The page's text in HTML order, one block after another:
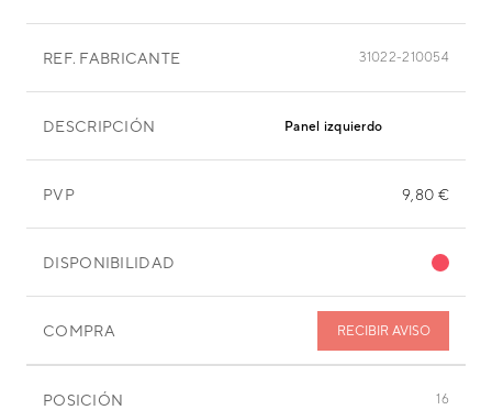
REF. FABRICANTE 31022-210054
DESCRIPCIÓN Panel izquierdo
PVP 9,80 €
DISPONIBILIDAD
COMPRA RECIBIR AVISO
POSICIÓN 16